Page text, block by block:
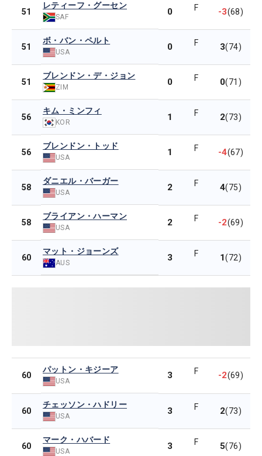
51
レティーフ・グーセン
SAF 0 F -3(68)
51
ボ・バン・ペルト
USA 0 F 3(74)
51
ブレンドン・デ・ジョン
ZIM 0 F 0(71)
56
キム・ミンフィ
KOR 1 F 2(73)
56
ブレンドン・トッド
USA 1 F -4(67)
58
ダニエル・バーガー
USA 2 F 4(75)
58
ブライアン・ハーマン
USA 2 F -2(69)
60
マット・ジョーンズ
AUS 3 F 1(72)
60
パットン・キジーア
USA
3 F -2(69)
60
チェッソン・ハドリー
USA 3 F 2(73)
60
マーク・ハバード
USA 3 F 5(76)